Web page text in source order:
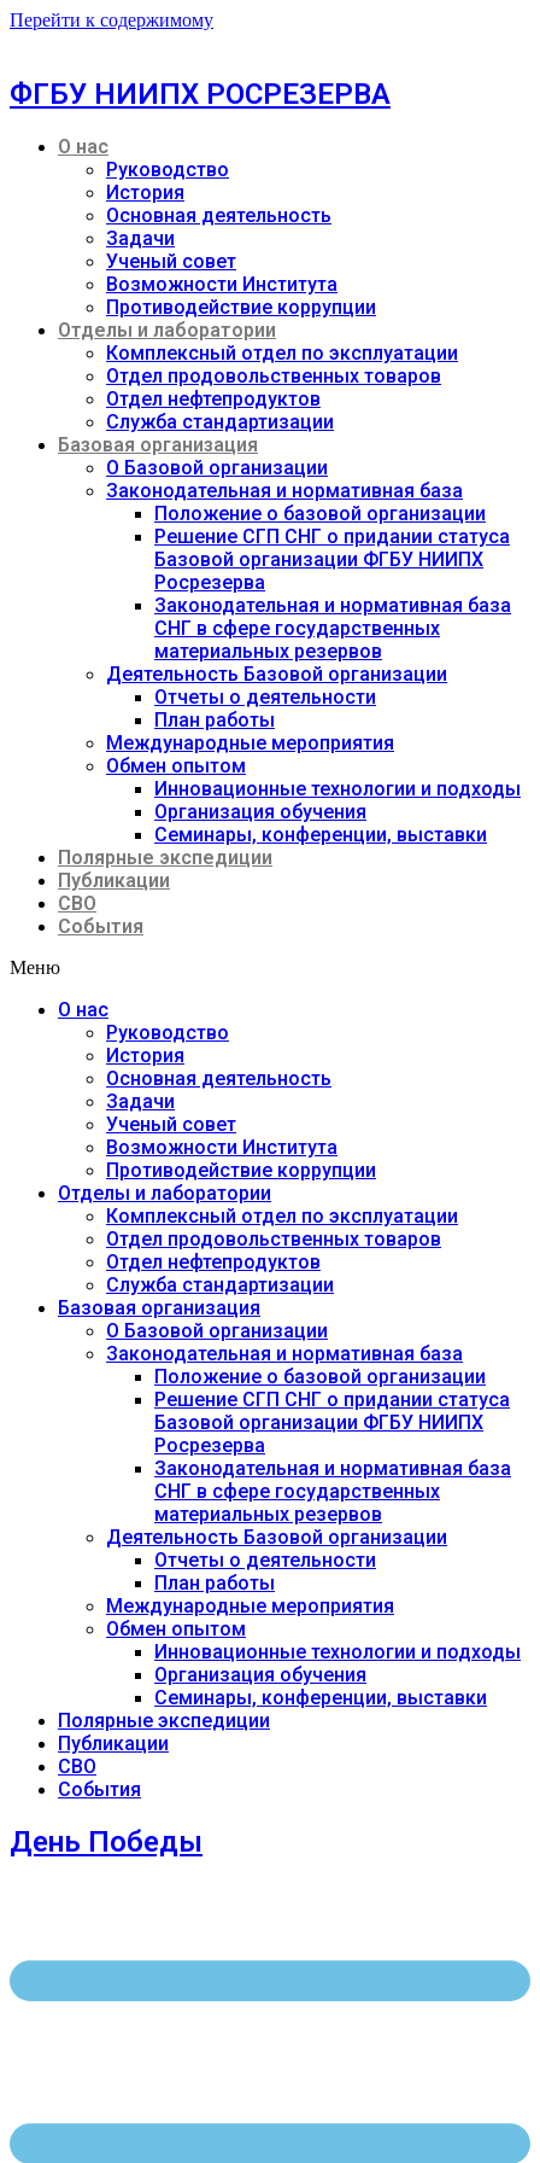
Перейти к содержимому
ФГБУ НИИПХ РОСРЕЗЕРВА
О нас
Руководство
История
Основная деятельность
Задачи
Ученый совет
Возможности Института
Противодействие коррупции
Отделы и лаборатории
Комплексный отдел по эксплуатации
Отдел продовольственных товаров
Отдел нефтепродуктов
Служба стандартизации
Базовая организация
О Базовой организации
Законодательная и нормативная база
Положение о базовой организации
Решение СГП СНГ о придании статуса
Базовой организации ФГБУ НИИПХ
Росрезерва
Законодательная и нормативная база
СНГ в сфере государственных
материальных резервов
Деятельность Базовой организации
Отчеты о деятельности
План работы
Международные мероприятия
Обмен опытом
Инновационные технологии и подходы
Организация обучения
Семинары, конференции, выставки
Полярные экспедиции
Публикации
СВО
События
Меню
О нас
Руководство
История
Основная деятельность
Задачи
Ученый совет
Возможности Института
Противодействие коррупции
Отделы и лаборатории
Комплексный отдел по эксплуатации
Отдел продовольственных товаров
Отдел нефтепродуктов
Служба стандартизации
Базовая организация
О Базовой организации
Законодательная и нормативная база
Положение о базовой организации
Решение СГП СНГ о придании статуса
Базовой организации ФГБУ НИИПХ
Росрезерва
Законодательная и нормативная база
СНГ в сфере государственных
материальных резервов
Деятельность Базовой организации
Отчеты о деятельности
План работы
Международные мероприятия
Обмен опытом
Инновационные технологии и подходы
Организация обучения
Семинары, конференции, выставки
Полярные экспедиции
Публикации
СВО
События
День Победы